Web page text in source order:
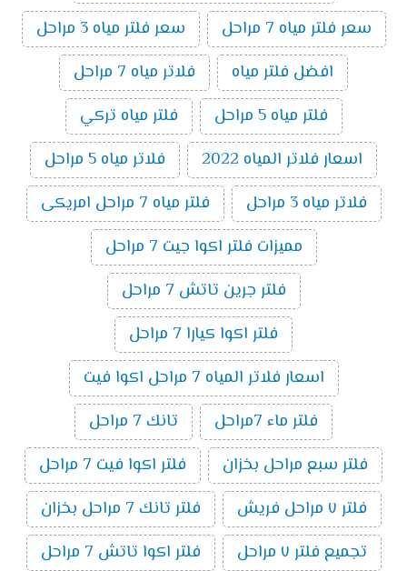
سعر فلتر مياه 7 مراحل
سعر فلتر مياه 3 مراحل
افضل فلتر مياه
فلاتر مياه 7 مراحل
فلتر مياه 5 مراحل
فلتر مياه تركي
اسعار فلاتر المياه 2022
فلاتر مياه 5 مراحل
فلاتر مياه 3 مراحل
فلتر مياه 7 مراحل امريكى
مميزات فلتر اكوا جيت 7 مراحل
فلتر جرين تاتش 7 مراحل
فلتر اكوا كيارا 7 مراحل
اسعار فلاتر المياه 7 مراحل اكوا فيت
فلتر ماء 7مراحل
تانك 7 مراحل
فلتر سبع مراحل بخزان
فلتر اكوا فيت 7 مراحل
فلتر ٧ مراحل فريش
فلتر تانك 7 مراحل بخزان
تجميع فلتر ٧ مراحل
فلتر اكوا تاتش 7 مراحل